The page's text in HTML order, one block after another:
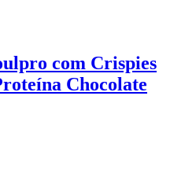
com Crispies
Chocolate